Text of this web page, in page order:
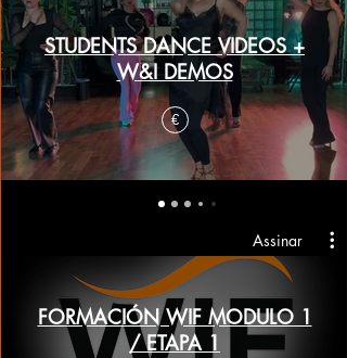
STUDENTS DANCE VIDEOS +
W&I DEMOS
€
Assinar
FORMACIÓN WIF MODULO 1
/ ETAPA 1